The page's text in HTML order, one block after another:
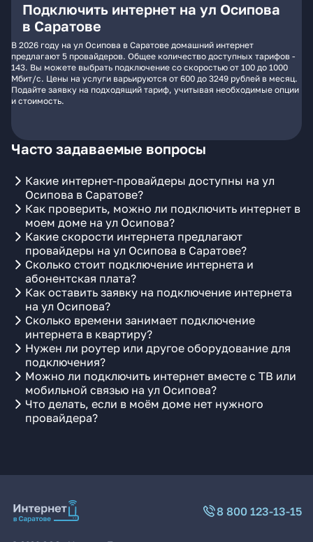
Подключить интернет на ул Осипова
в Саратове
В 2026 году на ул Осипова в Саратове домашний интернет
предлагают 5 провайдеров. Общее количество доступных тарифов -
143. Вы можете выбрать подключение со скоростью от 100 до 1000
Мбит/с. Цены на услуги варьируются от 600 до 3249 рублей в месяц.
Подайте заявку на подходящий тариф, учитывая необходимые опции
и стоимость.
Часто задаваемые вопросы
Какие интернет-провайдеры доступны на ул
Осипова в Саратове?
Как проверить, можно ли подключить интернет в
моем доме на ул Осипова?
Какие скорости интернета предлагают
провайдеры на ул Осипова в Саратове?
Сколько стоит подключение интернета и
абонентская плата?
Как оставить заявку на подключение интернета
на ул Осипова?
Сколько времени занимает подключение
интернета в квартиру?
Нужен ли роутер или другое оборудование для
подключения?
Можно ли подключить интернет вместе с ТВ или
мобильной связью на ул Осипова?
Что делать, если в моём доме нет нужного
провайдера?
8 800 123-13-15